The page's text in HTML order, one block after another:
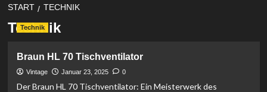
START TECHNIK
Technik
Technik
Braun HL 70 Tischventilator
Vintage Januar 23, 2025 0
Der Braun HL 70 Tischventilator: Ein Meisterwerk des